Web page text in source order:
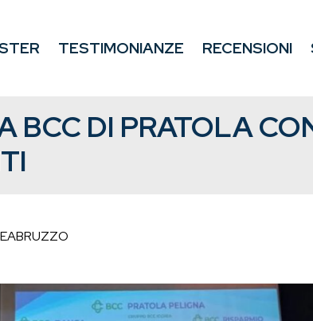
TESTIMONIANZE RECENSIONI
BCC DI PRATOLA